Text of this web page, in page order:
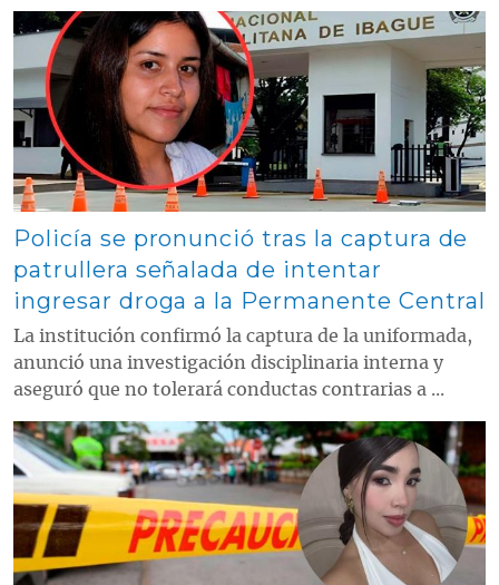
Contenido multimedia principal
Policía se pronunció tras la captura de
patrullera señalada de intentar
ingresar droga a la Permanente Central
La institución confirmó la captura de la uniformada,
anunció una investigación disciplinaria interna y
aseguró que no tolerará conductas contrarias a ...
Contenido multimedia principal